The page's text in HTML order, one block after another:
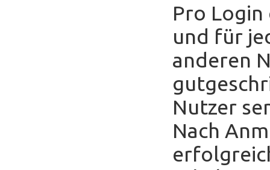
Pro Login
und für
anderen
Nutzer
Nach